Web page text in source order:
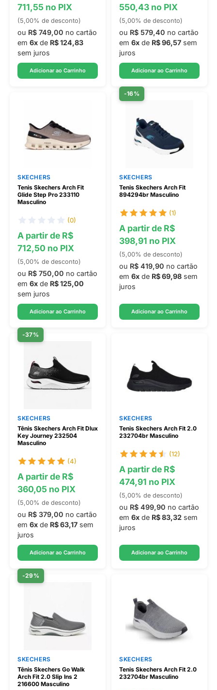
711,55 no PIX
(5,00% de desconto)
ou R$ 749,00 no cartão
em 6x de R$ 124,83
sem juros
Adicionar ao Carrinho
550,43 no PIX
(5,00% de desconto)
ou R$ 579,40 no cartão
em 6x de R$ 96,57 sem
juros
Adicionar ao Carrinho
SKECHERS
Tenis Skechers Arch Fit
Glide Step Pro 233110
Masculino
(0)
A partir de R$
712,50 no PIX
(5,00% de desconto)
ou R$ 750,00 no cartão
em 6x de R$ 125,00
sem juros
Adicionar ao Carrinho
-16%
SKECHERS
Tenis Skechers Arch Fit
894294br Masculino
(1)
A partir de R$
398,91 no PIX
(5,00% de desconto)
ou R$ 419,90 no cartão
em 6x de R$ 69,98 sem
juros
Adicionar ao Carrinho
-37%
SKECHERS
Tênis Skechers Arch Fit Dlux
Key Journey 232504
Masculino
(4)
A partir de R$
360,05 no PIX
(5,00% de desconto)
ou R$ 379,00 no cartão
em 6x de R$ 63,17 sem
juros
Adicionar ao Carrinho
SKECHERS
Tenis Skechers Arch Fit 2.0
232704br Masculino
(12)
A partir de R$
474,91 no PIX
(5,00% de desconto)
ou R$ 499,90 no cartão
em 6x de R$ 83,32 sem
juros
Adicionar ao Carrinho
-29%
SKECHERS
Tênis Skechers Go Walk
Arch Fit 2.0 Slip Ins 2
216600 Masculino
SKECHERS
Tenis Skechers Arch Fit 2.0
232704br Masculino